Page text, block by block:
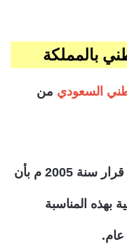
بالمملكة
السعودي من
فمن حيث القرارات الحكومية صدر قرار سنة 2005 م بأن
بهذه المناسبة